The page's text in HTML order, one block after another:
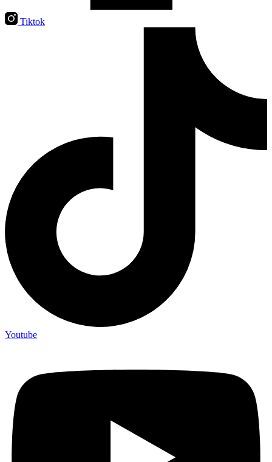
Tiktok
Youtube